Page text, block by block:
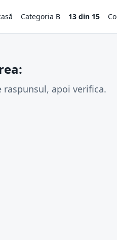
Categoria B 13 din 15
raspunsul, apoi verifica.